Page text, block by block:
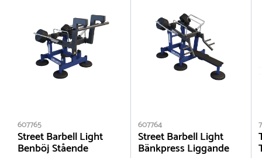
607765
Street Barbell Light
Benböj Stående
607764
Street Barbell Light
Bänkpress Liggande